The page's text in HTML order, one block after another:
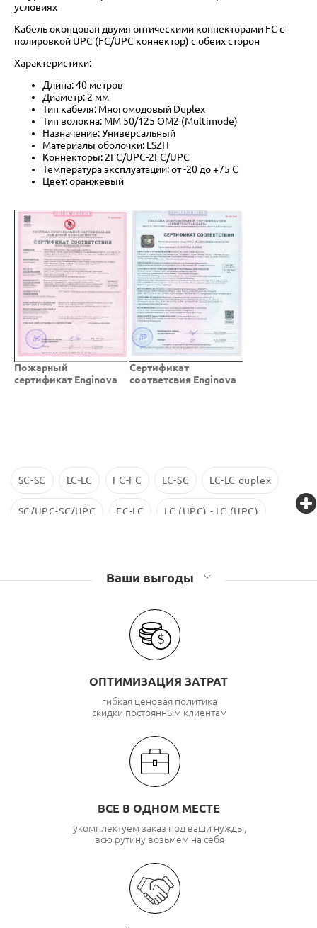
условиях
Кабель оконцован двумя оптическими коннекторами FC с
полировкой UPC (FC/UPC коннектор) с обеих сторон
Характеристики:
Длина: 40 метров
Диаметр: 2 мм
Тип кабеля: Многомодовый Duplex
Тип волокна: MM 50/125 OM2 (Multimode)
Назначение: Универсальный
Материалы оболочки: LSZH
Коннекторы: 2FC/UPC-2FC/UPC
Температура эксплуатации: от -20 до +75 C
Цвет: оранжевый
Пожарный
сертификат Enginova
Cертификат
соответсвия Enginova
SC-SC LC-LC FC-FC LC-SC LC-LC duplex
SC/UPC-SC/UPC FC-LC LC (UPC) - LC (UPC)
Ваши выгоды
ОПТИМИЗАЦИЯ ЗАТРАТ
гибкая ценовая политика
скидки постоянным клиентам
ВСЕ В ОДНОМ МЕСТЕ
укомплектуем заказ под ваши нужды,
всю рутину возьмем на себя